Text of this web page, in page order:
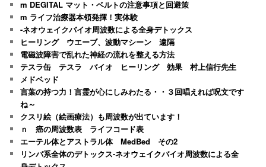
m DEGITAL マット・ベルトの注意事項と回避策
m ライフ治療器本領発揮！実体験
-ネオウェイクバイオ周波数による全身デトックス
ヒーリング ウエーブ、波動マシーン 遠隔
電磁波障害で乱れた神経の流れを整える方法
テスラ缶 テスラ バイオ ヒーリング 効果 村上信行先生
メドベッド
言葉の持つ力！言霊が心にしみわたる・・３回唱えれば呪文です
ね～
クスリ絵（絵画療法）も周波数が出ています！
ｎ 癌の周波数表 ライフコード表
エーテル体とアストラル体 MedBed その2
リンパ系全体のデトックス-ネオウェイクバイオ周波数による全